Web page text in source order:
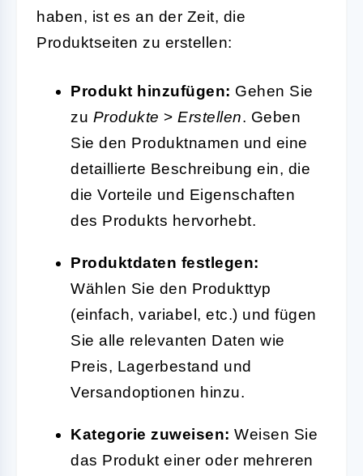
haben, ist es an der Zeit, die
Produktseiten zu erstellen:
Produkt hinzufügen: Gehen Sie
zu Produkte > Erstellen. Geben
Sie den Produktnamen und eine
detaillierte Beschreibung ein, die
die Vorteile und Eigenschaften
des Produkts hervorhebt.
Produktdaten festlegen:
Wählen Sie den Produkttyp
(einfach, variabel, etc.) und fügen
Sie alle relevanten Daten wie
Preis, Lagerbestand und
Versandoptionen hinzu.
Kategorie zuweisen: Weisen Sie
das Produkt einer oder mehreren